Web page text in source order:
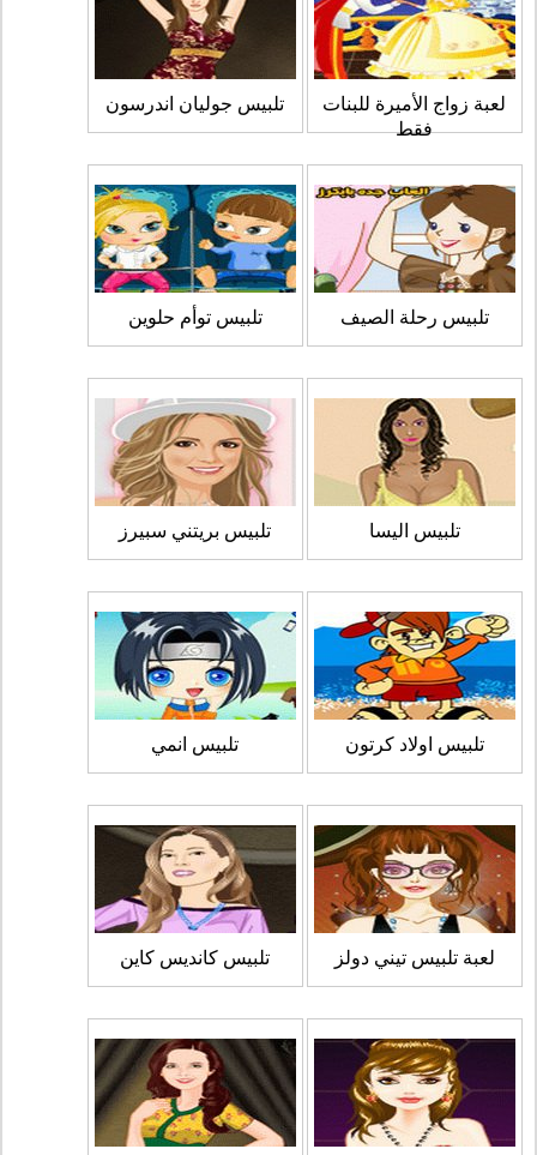
لعبة زواج الأميرة للبنات
فقط
تلبيس جوليان اندرسون
تلبيس رحلة الصيف تلبيس توأم حلوين
تلبيس اليسا تلبيس بريتني سبيرز
تلبيس اولاد كرتون تلبيس انمي
لعبة تلبيس تيني دولز تلبيس كانديس كاين